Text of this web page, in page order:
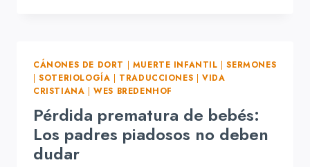
CÁNONES DE DORT MUERTE INFANTIL |SERMONES
|SOTERIOLOGÍA TRADUCCIONES |VIDA
CRISTIANA |WES BREDENHOF
Pérdida prematura de bebés:
Los padres piadosos no deben
dudar